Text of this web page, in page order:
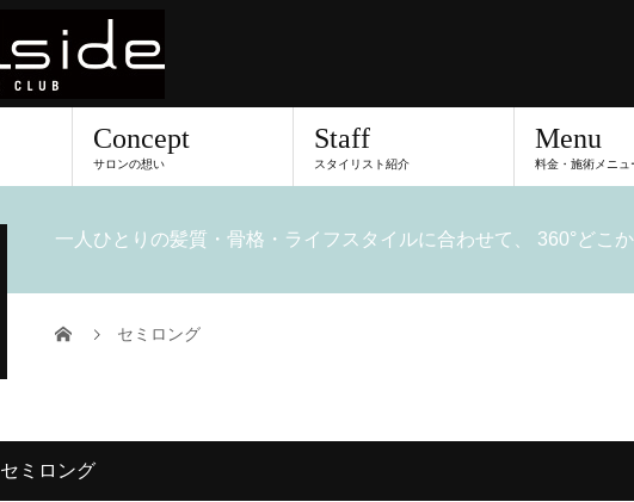
Concept
サロンの想い
Staff
スタイリスト紹介
Menu
料金・施術メニュ
一人ひとりの髪質・骨格・ライフスタイルに合わせて、 360°ど
心地よく整うスタイルを。
セミロング
セミロング